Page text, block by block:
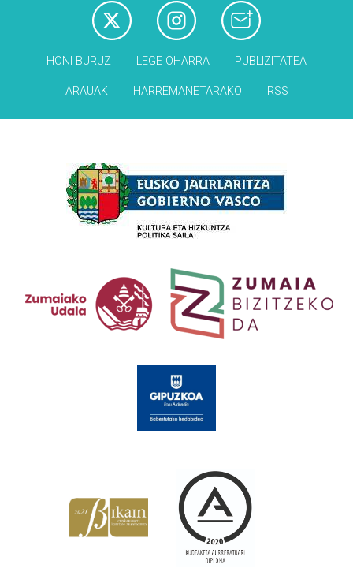
HONI BURUZ LEGE OHARRA PUBLIZITATEA
ARAUAK HARREMANETARAKO RSS